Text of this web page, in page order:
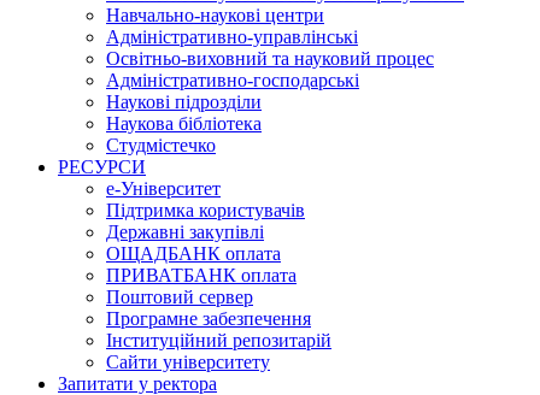
Навчально-наукові центри
Адміністративно-управлінські
Освітньо-виховний та науковий процес
Адміністративно-господарські
Наукові підрозділи
Наукова бібліотека
Студмістечко
РЕСУРСИ
е-Університет
Підтримка користувачів
Державні закупівлі
ОЩАДБАНК оплата
ПРИВАТБАНК оплата
Поштовий сервер
Програмне забезпечення
Інституційний репозитарій
Сайти університету
Запитати у ректора